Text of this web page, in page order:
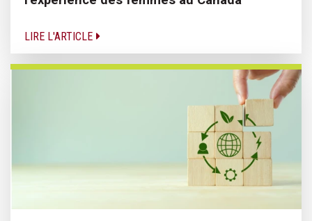
LIRE L'ARTICLE